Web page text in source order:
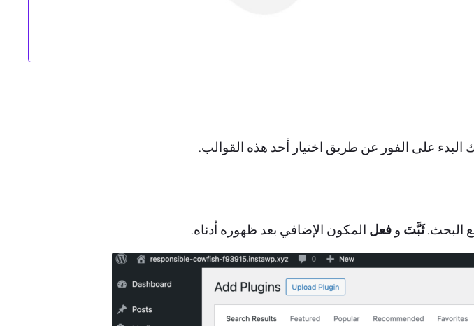
البدء على الفور عن طريق اختيار أحد هذه القوالب.
البحث.ثَبَّتَ وفعل المكون الإضافي بعد ظهوره أدناه.